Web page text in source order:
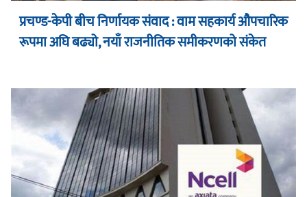
प्रचण्ड-केपी बीच निर्णायक संवाद : वाम सहकार्य औपचारिक
रूपमा अघि बढ्यो, नयाँ राजनीतिक समीकरणको संकेत